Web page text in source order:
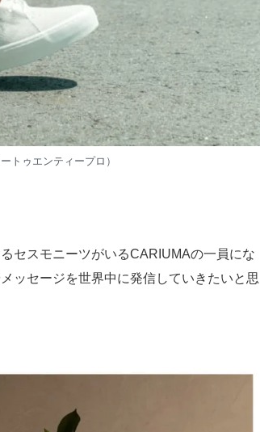
トゥエンティープロ）
セスモニーツがいるCARIUMAの一員にな
ッセージを世界中に発信していきたいと思